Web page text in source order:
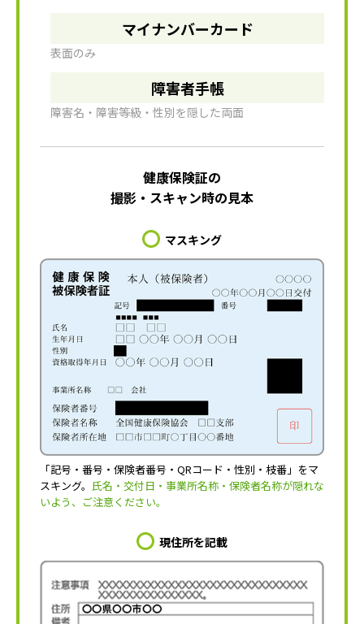
マイナンバーカード
表面のみ
障害者手帳
障害名・障害等級・性別を隠した両面
健康保険証の
撮影・スキャン時の見本
マスキング
「記号・番号・保険者番号・QRコード・性別・枝番」をマ
スキング。 氏名・交付日・事業所名称・保険者名称が隠れな
いよう、ご注意ください。
現住所を記載